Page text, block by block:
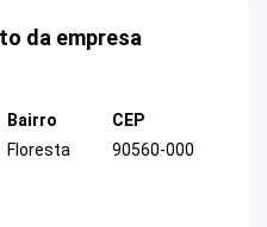
da empresa
Bairro
Floresta
CEP
90560-000